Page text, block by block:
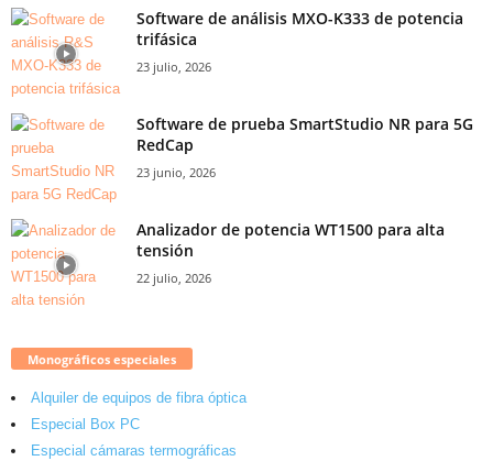
Software de análisis MXO-K333 de potencia
trifásica
23 julio, 2026
Software de prueba SmartStudio NR para 5G
RedCap
23 junio, 2026
Analizador de potencia WT1500 para alta
tensión
22 julio, 2026
Monográficos especiales
Alquiler de equipos de fibra óptica
Especial Box PC
Especial cámaras termográficas